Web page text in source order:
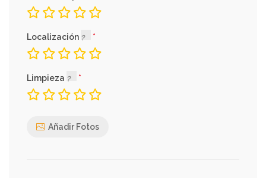
Localización
Limpieza
Añadir Fotos